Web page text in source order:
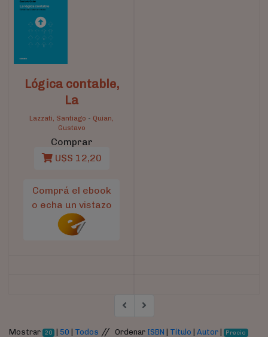
Lógica contable,
La
Lazzati, Santiago - Quian,
Gustavo
Comprar
U$S 12,20
Comprá el ebook
o echa un vistazo
Mostrar 20 | 50 Todos // Ordenar ISBN Título Autor| Precio